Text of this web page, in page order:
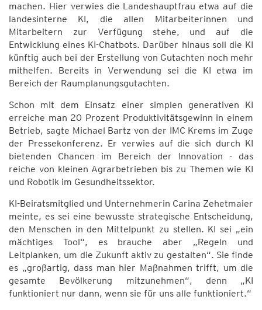
machen. Hier verwies die Landeshauptfrau etwa auf die
landesinterne KI, die allen Mitarbeiterinnen und
Mitarbeitern zur Verfügung stehe, und auf die
Entwicklung eines KI-Chatbots. Darüber hinaus soll die KI
künftig auch bei der Erstellung von Gutachten noch mehr
mithelfen. Bereits in Verwendung sei die KI etwa im
Bereich der Raumplanungsgutachten.
Schon mit dem Einsatz einer simplen generativen KI
erreiche man 20 Prozent Produktivitätsgewinn in einem
Betrieb, sagte Michael Bartz von der IMC Krems im Zuge
der Pressekonferenz. Er verwies auf die sich durch KI
bietenden Chancen im Bereich der Innovation - das
reiche von kleinen Agrarbetrieben bis zu Themen wie KI
und Robotik im Gesundheitssektor.
KI-Beiratsmitglied und Unternehmerin Carina Zehetmaier
meinte, es sei eine bewusste strategische Entscheidung,
den Menschen in den Mittelpunkt zu stellen. KI sei „ein
mächtiges Tool“, es brauche aber „Regeln und
Leitplanken, um die Zukunft aktiv zu gestalten“. Sie finde
es „großartig, dass man hier Maßnahmen trifft, um die
gesamte Bevölkerung mitzunehmen“, denn „KI
funktioniert nur dann, wenn sie für uns alle funktioniert.“